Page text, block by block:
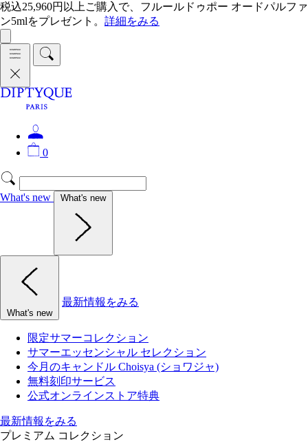
税込25,960円以上ご購入で、フルールドゥポー オードパルファ
ン5mlをプレゼント。 詳細をみる
0
What's new What's new
What's new
最新情報をみる
限定サマーコレクション
サマーエッセンシャル セレクション
今月のキャンドル Choisya (ショワジャ)
無料刻印サービス
公式オンラインストア特典
最新情報をみる
プレミアム コレクション